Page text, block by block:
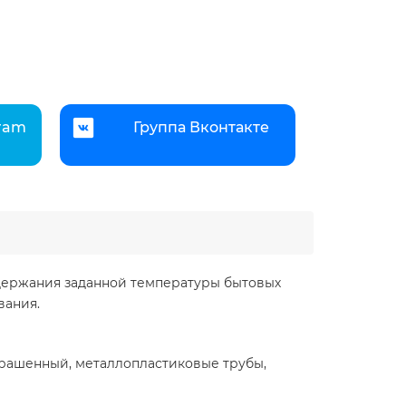
Группа Вконтакте
заданной температуры бытовых
металлопластиковые трубы,